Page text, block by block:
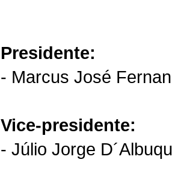
Presidente:
- Marcus José
Vice-presidente:
- Júlio Jorge